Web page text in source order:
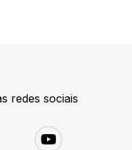
redes sociais